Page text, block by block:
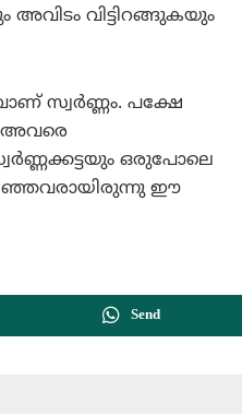
വിട്ടിറങ്ങുകയും
സ്വര്‍ണ്ണം. പക്ഷേ
അവരെ
ഒരുപോലെ
ഈ
Send